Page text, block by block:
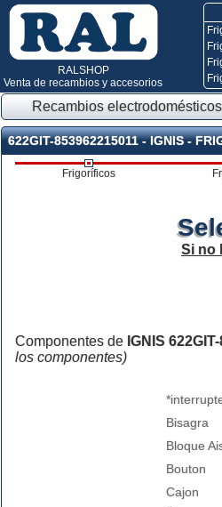
RALSHOP
Venta de recambios y accesorios
Recambios electrodomésticos
622GIT-853962215011 - IGNIS -
Frigoríficos
Si no
Componentes de IGNIS
los componentes)
Bisagra
Bloque
Bouton
Cajon